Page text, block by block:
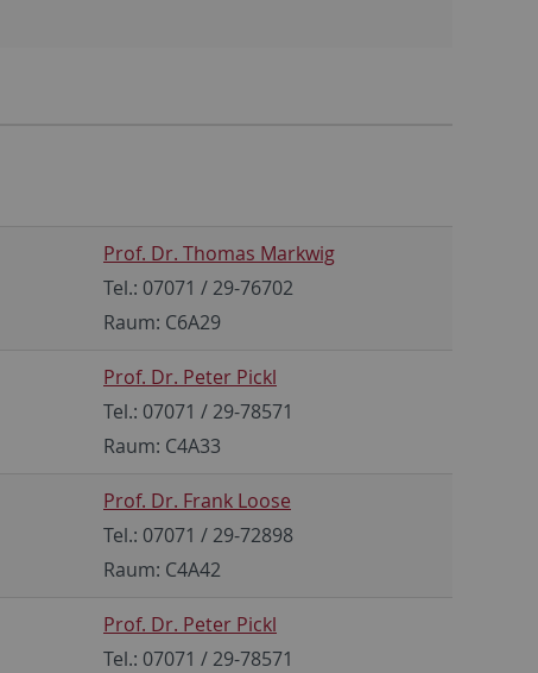
Prof. Dr. Thomas Markwig
Tel.: 07071 / 29-76702
Raum: C6A29
Prof. Dr. Peter Pickl
Tel.: 07071 / 29-78571
Raum: C4A33
Prof. Dr. Frank Loose
Tel.: 07071 / 29-72898
Raum: C4A42
Prof. Dr. Peter Pickl
Tel.: 07071 / 29-78571